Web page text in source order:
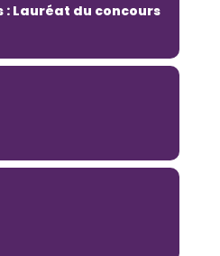
: Lauréat du concours